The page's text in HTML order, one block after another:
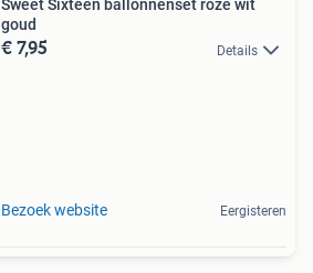
Sweet Sixteen ballonnenset roze wit
goud
€ 7,95 Details
Bezoek website Eergisteren